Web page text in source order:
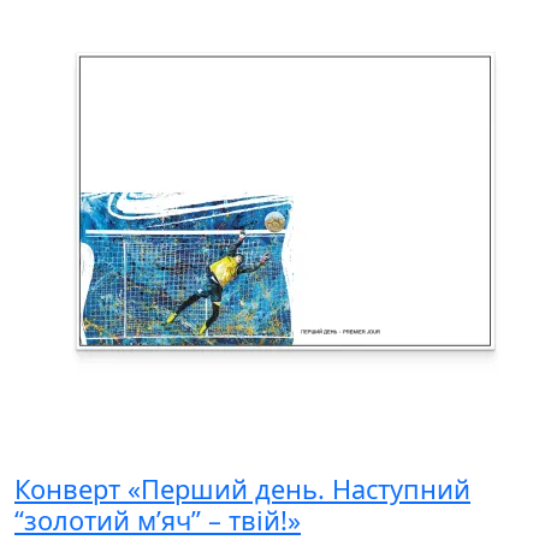
Конверт «Перший день. Наступний
“золотий м’яч” – твій!»